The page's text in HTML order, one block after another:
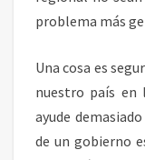
problema más
Una cosa es
nuestro país en
ayude
de un gobierno